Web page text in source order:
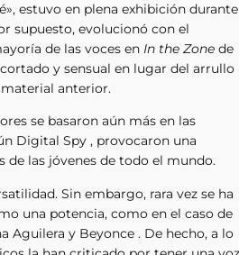
estuvo en plena exhibición durante
supuesto, evolucionó con el
de las voces en In the Zone de
y sensual en lugar del arrullo
anterior.
se basaron aún más en las
Digital Spy , provocaron una
de las jóvenes de todo el mundo.
Sin embargo, rara vez se ha
una potencia, como en el caso de
Aguilera y Beyonce . De hecho, a lo